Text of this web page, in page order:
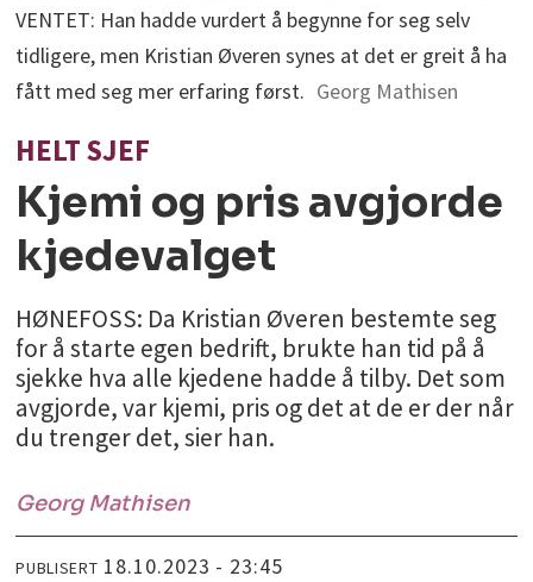
VENTET: Han hadde vurdert å begynne for seg selv
tidligere, men Kristian Øveren synes at det er greit å ha
fått med seg mer erfaring først. Georg Mathisen
HELT SJEF
Kjemi og pris avgjorde
kjedevalget
HØNEFOSS: Da Kristian Øveren bestemte seg
for å starte egen bedrift, brukte han tid på å
sjekke hva alle kjedene hadde å tilby. Det som
avgjorde, var kjemi, pris og det at de er der når
du trenger det, sier han.
Georg Mathisen
PUBLISERT 18.10.2023 - 23:45